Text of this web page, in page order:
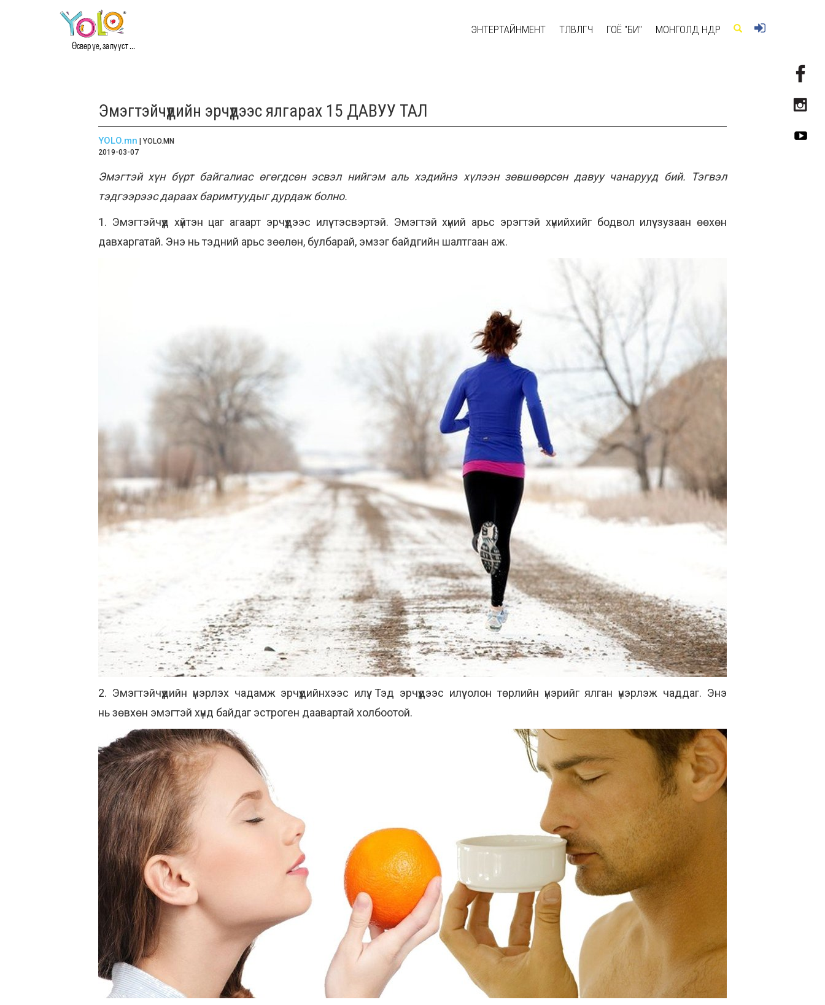
Өсвөр үе, залууст ...
ЭНТЕРТАЙНМЕНТ ТӨЛӨВЛӨГЧ ГОЁ "БИ" МОНГОЛД ӨНӨӨДӨР
Эмэгтэйчүүдийн эрчүүдээс ялгарах 15 ДАВУУ ТАЛ
YOLO.mn | YOLO.MN
2019-03-07
Эмэгтэй хүн бүрт байгалиас өгөгдсөн эсвэл нийгэм аль хэдийнэ хүлээн зөвшөөрсөн давуу чанарууд бий. Тэгвэл
тэдгээрээс дараах баримтуудыг дурдаж болно.
1. Эмэгтэйчүүд хүйтэн цаг агаарт эрчүүдээс илүү тэсвэртэй. Эмэгтэй хүний арьс эрэгтэй хүнийхийг бодвол илүү зузаан өөхөн
давхаргатай. Энэ нь тэдний арьс зөөлөн, булбарай, эмзэг байдгийн шалтгаан аж.
2. Эмэгтэйчүүдийн үнэрлэх чадамж эрчүүдийнхээс илүү. Тэд эрчүүдээс илүү олон төрлийн үнэрийг ялган үнэрлэж чаддаг. Энэ
нь зөвхөн эмэгтэй хүнд байдаг эстроген даавартай холбоотой.